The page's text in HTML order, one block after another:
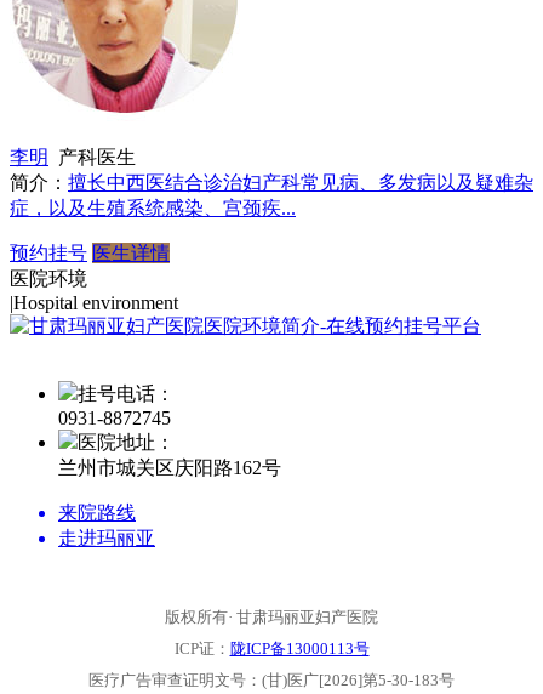
李明
产科医生
简介： 擅长中西医结合诊治妇产科常见病、多发病以及疑难杂
症，以及生殖系统感染、宫颈疾...
预约挂号 医生详情
医院环境
|Hospital environment
挂号电话：
0931-8872745
医院地址：
兰州市城关区庆阳路162号
来院路线
走进玛丽亚
版权所有· 甘肃玛丽亚妇产医院
ICP证： 陇ICP备13000113号
医疗广告审查证明文号：(甘)医广[2026]第5-30-183号